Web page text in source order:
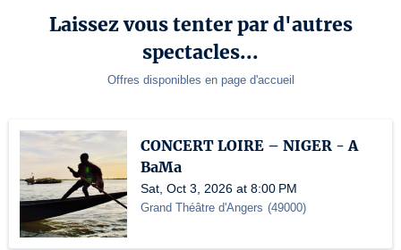
Laissez vous tenter par d'autres
spectacles...
Offres disponibles en page d'accueil
CONCERT LOIRE – NIGER - A
BaMa
Sat, Oct 3, 2026 at 8:00 PM
Grand Théâtre d'Angers (49000)